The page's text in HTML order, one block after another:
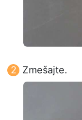
Zmešajte.